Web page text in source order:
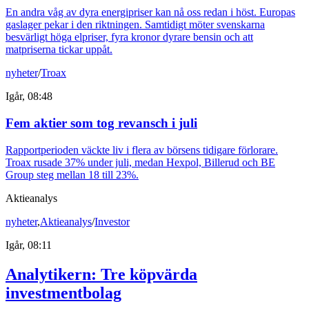
En andra våg av dyra energipriser kan nå oss redan i höst. Europas
gaslager pekar i den riktningen. Samtidigt möter svenskarna
besvärligt höga elpriser, fyra kronor dyrare bensin och att
matpriserna tickar uppåt.
nyheter/Troax
Igår, 08:48
Fem aktier som tog revansch i juli
Rapportperioden väckte liv i flera av börsens tidigare förlorare.
Troax rusade 37% under juli, medan Hexpol, Billerud och BE
Group steg mellan 18 till 23%.
Aktieanalys
nyheter,Aktieanalys/Investor
Igår, 08:11
Analytikern: Tre köpvärda
investmentbolag